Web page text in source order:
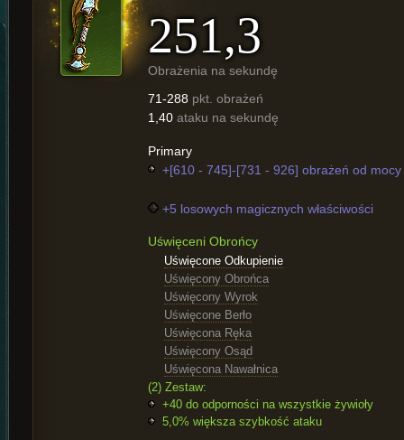
251,3
Obrażenia na sekundę
71-288 pkt. obrażeń
1,40 ataku na sekundę
Primary
+[610 - 745]-[731 - 926] obrażeń od mocy
+5 losowych magicznych właściwości
Uświęceni Obrońcy
Uświęcone Odkupienie
Uświęcony Obrońca
Uświęcony Wyrok
Uświęcone Berło
Uświęcona Ręka
Uświęcony Osąd
Uświęcona Nawałnica
(2) Zestaw:
+40 do odporności na wszystkie żywioły
5,0% większa szybkość ataku